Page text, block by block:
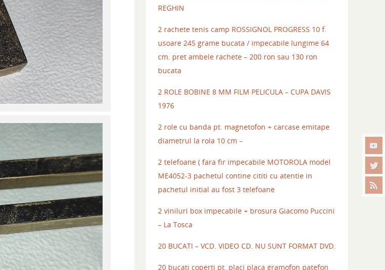
REGHIN
2 rachete tenis camp ROSSIGNOL PROGRESS 10 f.
usoare 245 grame bucata / impecabile lungime 64
cm. pret ambele rachete – 200 ron sau 130 ron
bucata
2 ROLE BOBINE 8 MM FILM PELICULA – CUPA DAVIS
1976
2 role cu banda pt. magnetofon + carcase emitape
diametrul la rola 10 cm –
2 telefoane ( fara fir impecabile MOTOROLA model
ME4052-3 pachetul contine cititi cu atentie in
pachetul initial au fost 3 telefoane
2 viniluri box impecabile + brosura Giacomo Puccini
– La Tosca
20 BUCATI – VCD. VIDEO CD. NU SUNT FORMAT DVD.
20 bucati coperti pt. placi placa gramofon patefon